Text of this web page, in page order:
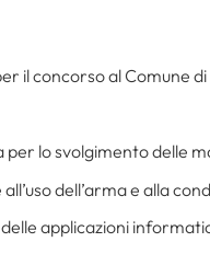
il concorso al Comune
per lo svolgimento delle
dell’arma e alla
applicazioni